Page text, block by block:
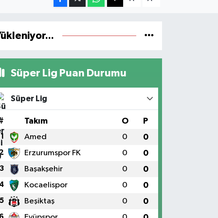
Süper Lig Puan Durumu
Süper Lig
Takım O P
1 Amed 0 0
Erzurumspor FK 0 0
3 Başakşehir 0 0
Kocaelispor 0 0
5 Beşiktaş 0 0